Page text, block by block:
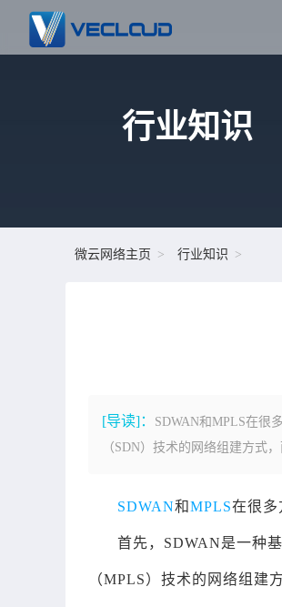
行业知识
微云网络主页 行业知识
[导读]：
SDWAN和MPLS在很
（SDN）技术的网络组建方式
SDWAN和MPLS在很多
首先，SDWAN是一种
（MPLS）技术的网络组建